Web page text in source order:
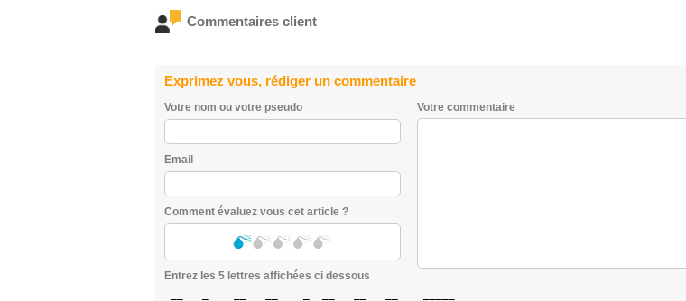
Commentaires client
Exprimez vous, rédiger un commentaire
Votre nom ou votre pseudo
Email
Comment évaluez vous cet article ?
Votre commentaire
Entrez les 5 lettres affichées ci dessous